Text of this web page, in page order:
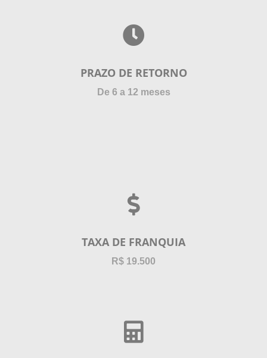
PRAZO DE RETORNO
De 6 a 12 meses
TAXA DE FRANQUIA
R$ 19.500